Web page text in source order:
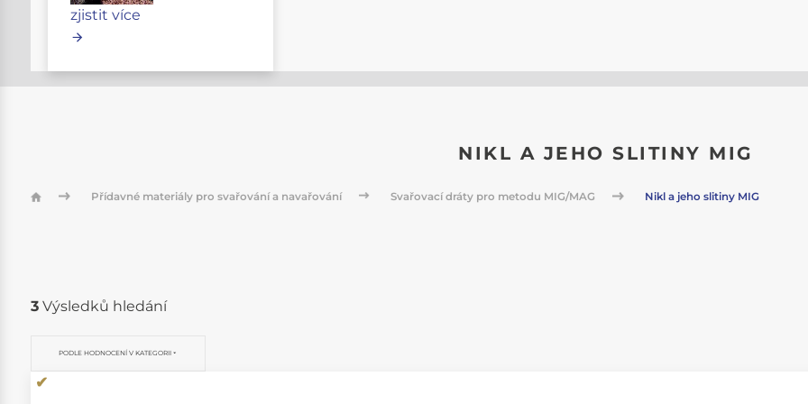
zjistit více
NIKL A JEHO SLITINY MIG
Přídavné materiály pro svařování a navařování Svařovací dráty pro metodu MIG/MAG Nikl a jeho slitiny MIG
3Výsledků hledání
PODLE HODNOCENÍ V KATEGORII